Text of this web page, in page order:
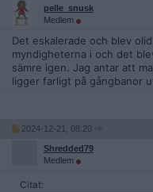
pelle_snusk
Medlem
Det eskalerade och blev
myndigheterna i och det
sämre igen. Jag antar att
ligger farligt på gångbanor
2024-12-21, 08:20
Shredded79
Medlem
Citat: